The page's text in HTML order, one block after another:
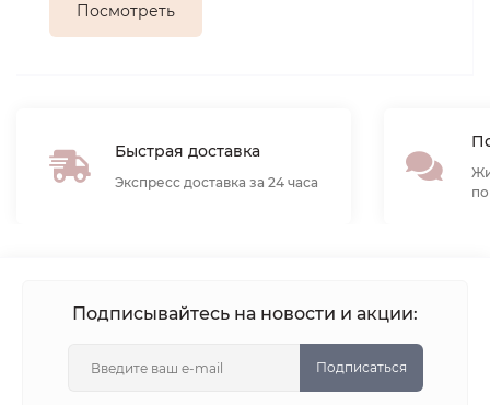
Посмотреть
Быстрая доставка
Экспресс доставка за 24 часа
Подписывайтесь на новости и акции:
Подписаться